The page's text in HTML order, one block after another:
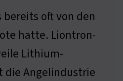
oft von den
hatte. Liontron-
Lithium-
die Angelindustrie